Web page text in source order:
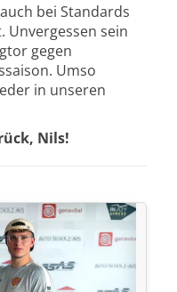
bei Standards
Unvergessen sein
gegen
Umso
in unseren
Nils!